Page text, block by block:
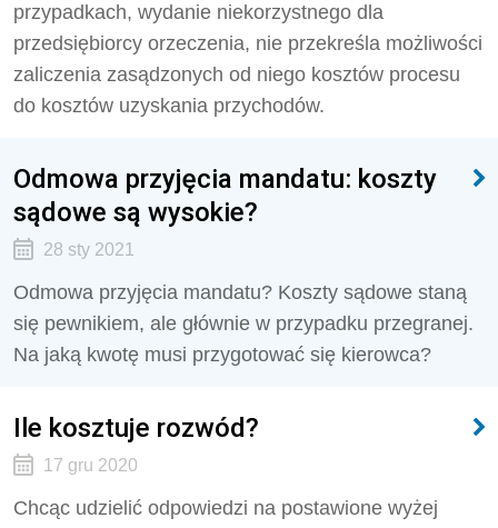
przypadkach, wydanie niekorzystnego dla
przedsiębiorcy orzeczenia, nie przekreśla możliwości
zaliczenia zasądzonych od niego kosztów procesu
do kosztów uzyskania przychodów.
Odmowa przyjęcia mandatu: koszty
sądowe są wysokie?
28 sty 2021
Odmowa przyjęcia mandatu? Koszty sądowe staną
się pewnikiem, ale głównie w przypadku przegranej.
Na jaką kwotę musi przygotować się kierowca?
Ile kosztuje rozwód?
17 gru 2020
Chcąc udzielić odpowiedzi na postawione wyżej